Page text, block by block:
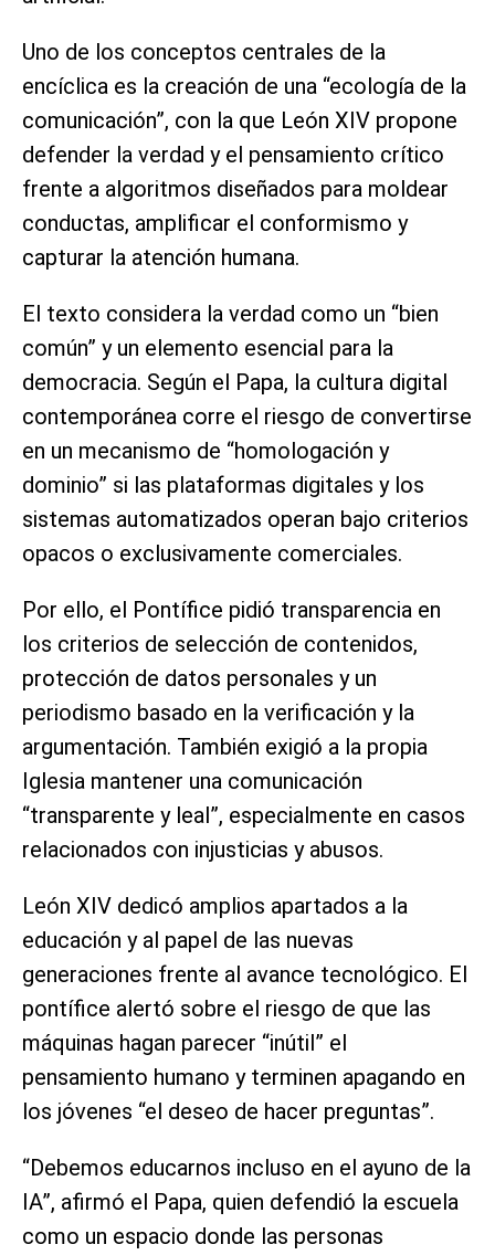
Uno de los conceptos centrales de la
encíclica es la creación de una “ecología de la
comunicación”, con la que León XIV propone
defender la verdad y el pensamiento crítico
frente a algoritmos diseñados para moldear
conductas, amplificar el conformismo y
capturar la atención humana.
El texto considera la verdad como un “bien
común” y un elemento esencial para la
democracia. Según el Papa, la cultura digital
contemporánea corre el riesgo de convertirse
en un mecanismo de “homologación y
dominio” si las plataformas digitales y los
sistemas automatizados operan bajo criterios
opacos o exclusivamente comerciales.
Por ello, el Pontífice pidió transparencia en
los criterios de selección de contenidos,
protección de datos personales y un
periodismo basado en la verificación y la
argumentación. También exigió a la propia
Iglesia mantener una comunicación
“transparente y leal”, especialmente en casos
relacionados con injusticias y abusos.
León XIV dedicó amplios apartados a la
educación y al papel de las nuevas
generaciones frente al avance tecnológico. El
pontífice alertó sobre el riesgo de que las
máquinas hagan parecer “inútil” el
pensamiento humano y terminen apagando en
los jóvenes “el deseo de hacer preguntas”.
“Debemos educarnos incluso en el ayuno de la
IA”, afirmó el Papa, quien defendió la escuela
como un espacio donde las personas